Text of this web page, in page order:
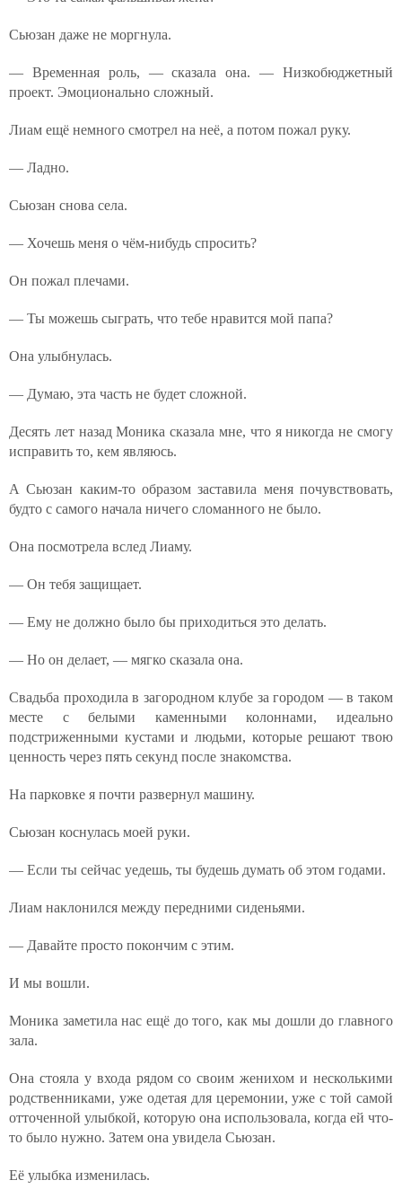
Сьюзан даже не моргнула.
— Временная роль, — сказала она. — Низкобюджетный
проект. Эмоционально сложный.
Лиам ещё немного смотрел на неё, а потом пожал руку.
— Ладно.
Сьюзан снова села.
— Хочешь меня о чём-нибудь спросить?
Он пожал плечами.
— Ты можешь сыграть, что тебе нравится мой папа?
Она улыбнулась.
— Думаю, эта часть не будет сложной.
Десять лет назад Моника сказала мне, что я никогда не смогу
исправить то, кем являюсь.
А Сьюзан каким-то образом заставила меня почувствовать,
будто с самого начала ничего сломанного не было.
Она посмотрела вслед Лиаму.
— Он тебя защищает.
— Ему не должно было бы приходиться это делать.
— Но он делает, — мягко сказала она.
Свадьба проходила в загородном клубе за городом — в таком
месте с белыми каменными колоннами, идеально
подстриженными кустами и людьми, которые решают твою
ценность через пять секунд после знакомства.
На парковке я почти развернул машину.
Сьюзан коснулась моей руки.
— Если ты сейчас уедешь, ты будешь думать об этом годами.
Лиам наклонился между передними сиденьями.
— Давайте просто покончим с этим.
И мы вошли.
Моника заметила нас ещё до того, как мы дошли до главного
зала.
Она стояла у входа рядом со своим женихом и несколькими
родственниками, уже одетая для церемонии, уже с той самой
отточенной улыбкой, которую она использовала, когда ей что-
то было нужно. Затем она увидела Сьюзан.
Её улыбка изменилась.